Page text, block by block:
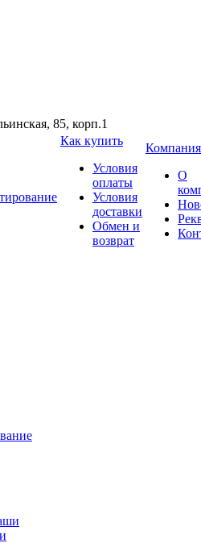
85, корп.1
Как купить
Условия
оплаты
Условия
доставки
Обмен и
возврат
Компания
О